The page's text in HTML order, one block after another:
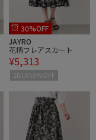
30%OFF
JAYRO
花柄フレアスカート
¥5,313
2BUY10%OFF